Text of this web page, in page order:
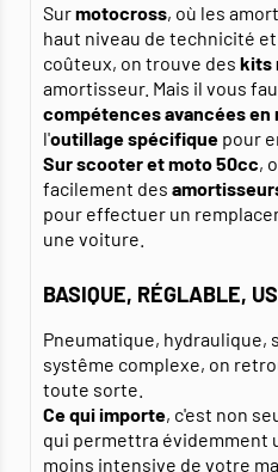
Surmotocross, où les
haut niveau de technicité
coûteux, on trouve des kits
amortisseur. Mais il vous
compétences avancées en
l'outillage spécifique pour
Sur scooter et moto 50cc,
facilement des
pour effectuer un
une voiture.
BASIQUE, RÉGLABLE,
Pneumatique, hydraulique,
systême complexe, on
toute sorte.
Ce qui importe, c'est non
qui permettra évidemment
moins intensive de votre